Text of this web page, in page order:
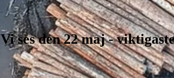
Vi ses den 22 maj -